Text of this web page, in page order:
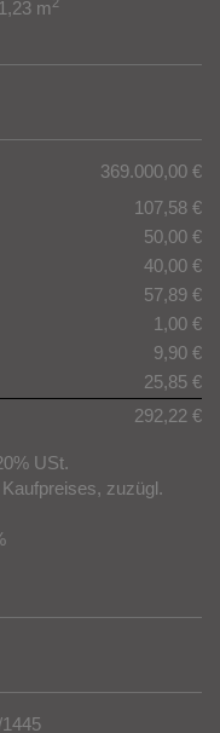
€
m
369.000,00 €
107,58 €
50,00 €
40,00 €
57,89 €
1,00 €
9,90 €
25,85 €
USt.